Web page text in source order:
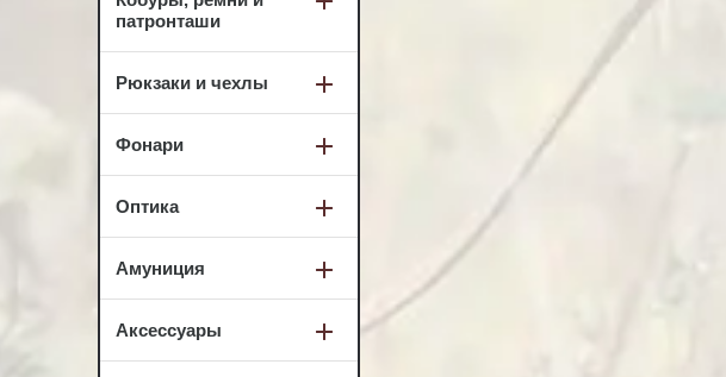
патронташи
Рюкзаки и чехлы
Фонари
Оптика
Амуниция
Аксессуары